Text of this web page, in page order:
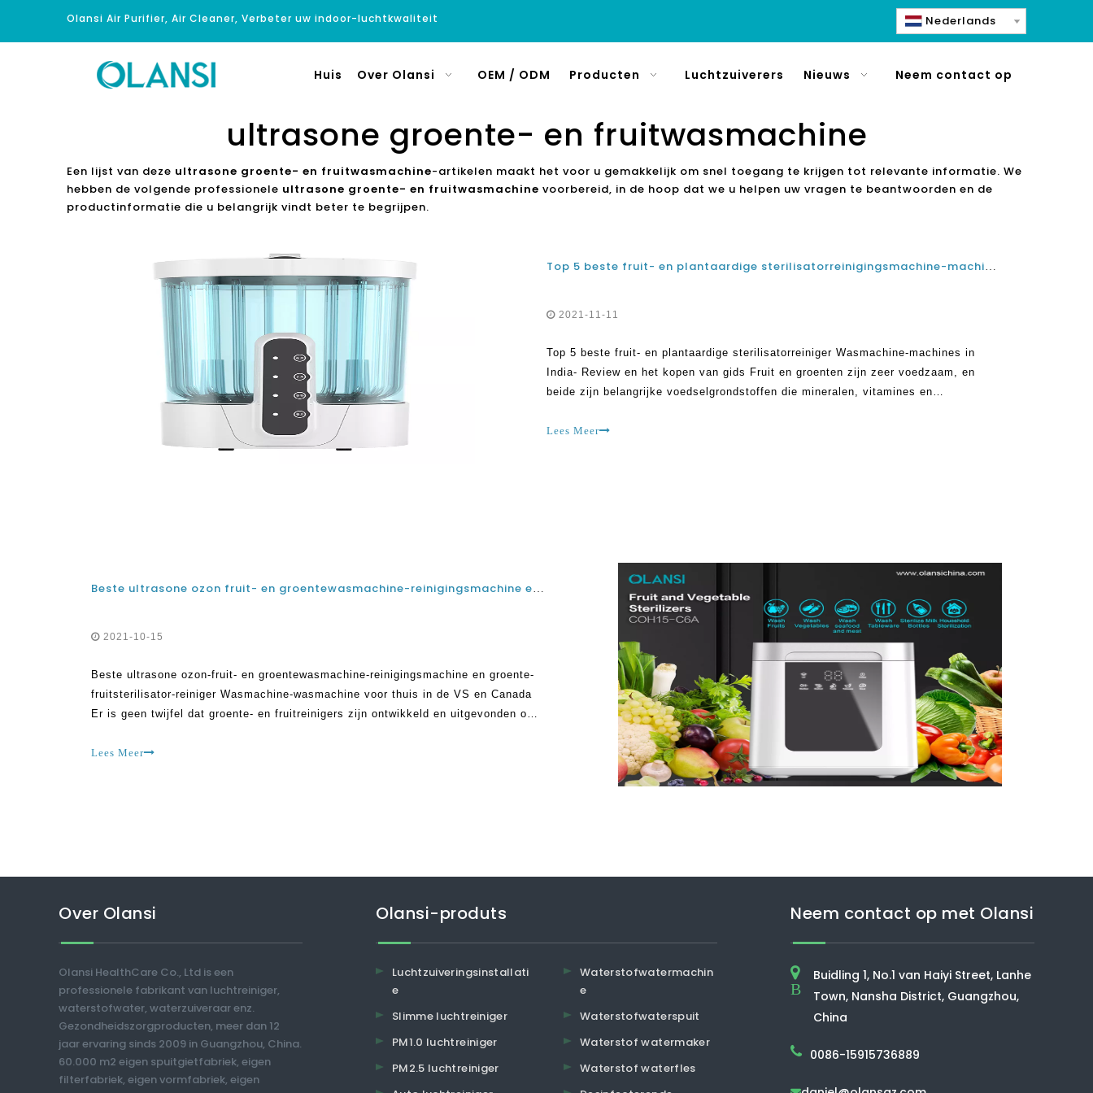
Olansi Air Purifier, Air Cleaner, Verbeter uw indoor-luchtkwaliteit Nederlands
Huis Over Olansi OEM / ODM Producten Luchtzuiverers Nieuws Neem contact op
ultrasone groente- en fruitwasmachine
Een lijst van deze ultrasone groente- en fruitwasmachine-artikelen maakt het voor u gemakkelijk om snel toegang te krijgen tot relevante informatie. We
hebben de volgende professionele ultrasone groente- en fruitwasmachine voorbereid, in de hoop dat we u helpen uw vragen te beantwoorden en de
productinformatie die u belangrijk vindt beter te begrijpen.
Top 5 beste fruit- en plantaardige sterilisatorreinigingsmachine-machines in India- beoordeling en het kopen van gids
2021-11-11
Top 5 beste fruit- en plantaardige sterilisatorreiniger Wasmachine-machines in
India- Review en het kopen van gids Fruit en groenten zijn zeer voedzaam, en
beide zijn belangrijke voedselgrondstoffen die mineralen, vitamines en
Lees Meer
Beste ultrasone ozon fruit- en groentewasmachine-reinigingsmachine en groente-fruitsterilisatorreiniger Wasmachine voor thuis in de VS en Canada
2021-10-15
Beste ultrasone ozon-fruit- en groentewasmachine-reinigingsmachine en groente-
fruitsterilisator-reiniger Wasmachine-wasmachine voor thuis in de VS en Canada
Er is geen twijfel dat groente- en fruitreinigers zijn ontwikkeld en uitgevonden om
Lees Meer
Over Olansi
Olansi HealthCare Co., Ltd is een
professionele fabrikant van luchtreiniger,
waterstofwater, waterzuiveraar enz.
Gezondheidszorgproducten, meer dan 12
jaar ervaring sinds 2009 in Guangzhou, China.
60.000 m2 eigen spuitgietfabriek, eigen
filterfabriek, eigen vormfabriek, eigen
Olansi-produts
Luchtzuiveringsinstallati
e
Slimme luchtreiniger
PM1.0 luchtreiniger
PM2.5 luchtreiniger
Waterstofwatermachin
e
Waterstofwaterspuit
Waterstof watermaker
Waterstof waterfles
Neem contact op met Olansi
B
Buidling 1, No.1 van Haiyi Street, Lanhe
Town, Nansha District, Guangzhou,
China
0086-15915736889